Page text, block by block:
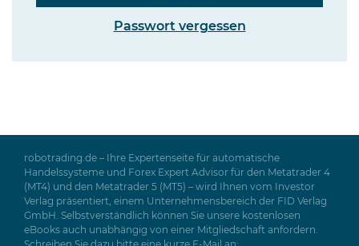
Passwort vergessen
robotrading.de – Ihre Expertenseite für automatische
Handelssysteme und Forex Expert Advisor für den Metatrader 4
(MT4) und den Metatrader 5 (MT5) – wird Ihnen vom Investor
Verlag präsentiert, einem Unternehmensbereich der FID Verlag
GmbH. Selbstverständlich können Sie unsere kostenlosen
eBooks auch unabhängig von einer Mitgliedschaft anfordern.